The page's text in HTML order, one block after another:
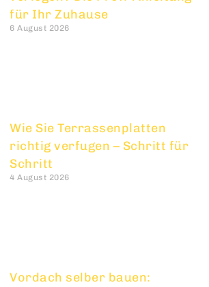
für Ihr Zuhause
6 August 2026
Wie Sie Terrassenplatten
richtig verfugen – Schritt für
Schritt
4 August 2026
Vordach selber bauen: